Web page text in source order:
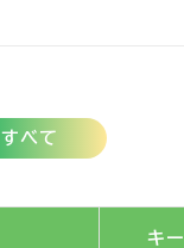
すべて
キ